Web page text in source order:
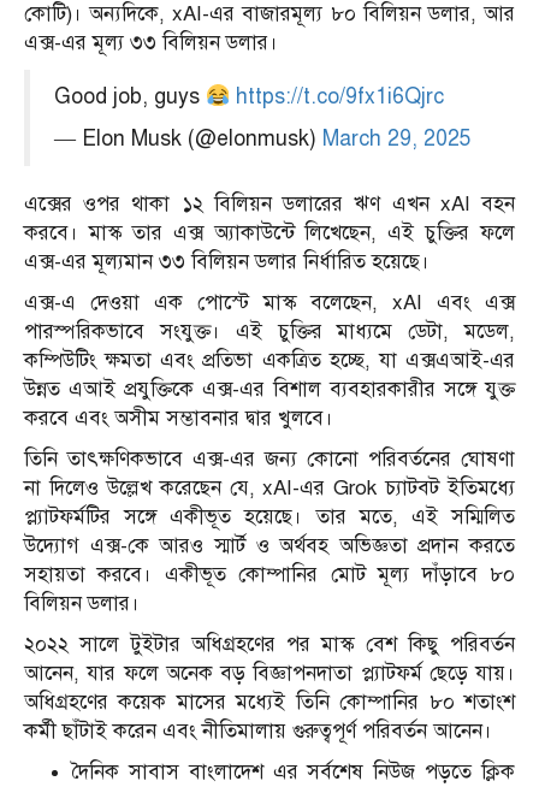
কোটি)। অন্যদিকে, xAI-এর বাজারমূল্য ৮০ বিলিয়ন ডলার, আর
এক্স-এর মূল্য ৩৩ বিলিয়ন ডলার।
Good job, guys
https://t.co/9fx1i6Qjrc
— Elon Musk (@elonmusk) March 29, 2025
এক্সের ওপর থাকা ১২ বিলিয়ন ডলারের ঋণ এখন xAI বহন
করবে। মাস্ক তার এক্স অ্যাকাউন্টে লিখেছেন, এই চুক্তির ফলে
এক্স-এর মূল্যমান ৩৩ বিলিয়ন ডলার নির্ধারিত হয়েছে।
এক্স-এ দেওয়া এক পোস্টে মাস্ক বলেছেন, xAI এবং এক্স
পারস্পরিকভাবে সংযুক্ত। এই চুক্তির মাধ্যমে ডেটা, মডেল,
কম্পিউটিং ক্ষমতা এবং প্রতিভা একত্রিত হচ্ছে, যা এক্সএআই-এর
উন্নত এআই প্রযুক্তিকে এক্স-এর বিশাল ব্যবহারকারীর সঙ্গে যুক্ত
করবে এবং অসীম সম্ভাবনার দ্বার খুলবে।
তিনি তাৎক্ষণিকভাবে এক্স-এর জন্য কোনো পরিবর্তনের ঘোষণা
না দিলেও উল্লেখ করেছেন যে, xAI-এর Grok চ্যাটবট ইতিমধ্যে
প্ল্যাটফর্মটির সঙ্গে একীভূত হয়েছে। তার মতে, এই সম্মিলিত
উদ্যোগ এক্স-কে আরও স্মার্ট ও অর্থবহ অভিজ্ঞতা প্রদান করতে
সহায়তা করবে। একীভূত কোম্পানির মোট মূল্য দাঁড়াবে ৮০
বিলিয়ন ডলার।
২০২২ সালে টুইটার অধিগ্রহণের পর মাস্ক বেশ কিছু পরিবর্তন
আনেন, যার ফলে অনেক বড় বিজ্ঞাপনদাতা প্ল্যাটফর্ম ছেড়ে যায়।
অধিগ্রহণের কয়েক মাসের মধ্যেই তিনি কোম্পানির ৮০ শতাংশ
কর্মী ছাঁটাই করেন এবং নীতিমালায় গুরুত্বপূর্ণ পরিবর্তন আনেন।
দৈনিক সাবাস বাংলাদেশ এর সর্বশেষ নিউজ পড়তে ক্লিক